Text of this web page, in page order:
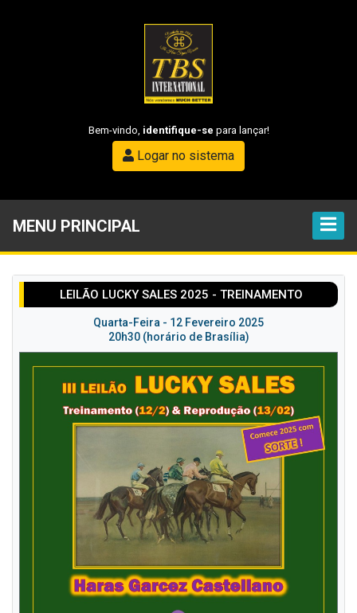
Bem-vindo, identifique-se para lançar!
Logar no sistema
MENU PRINCIPAL
LEILÃO LUCKY SALES 2025 - TREINAMENTO
Quarta-Feira - 12 Fevereiro 2025
20h30 (horário de Brasília)